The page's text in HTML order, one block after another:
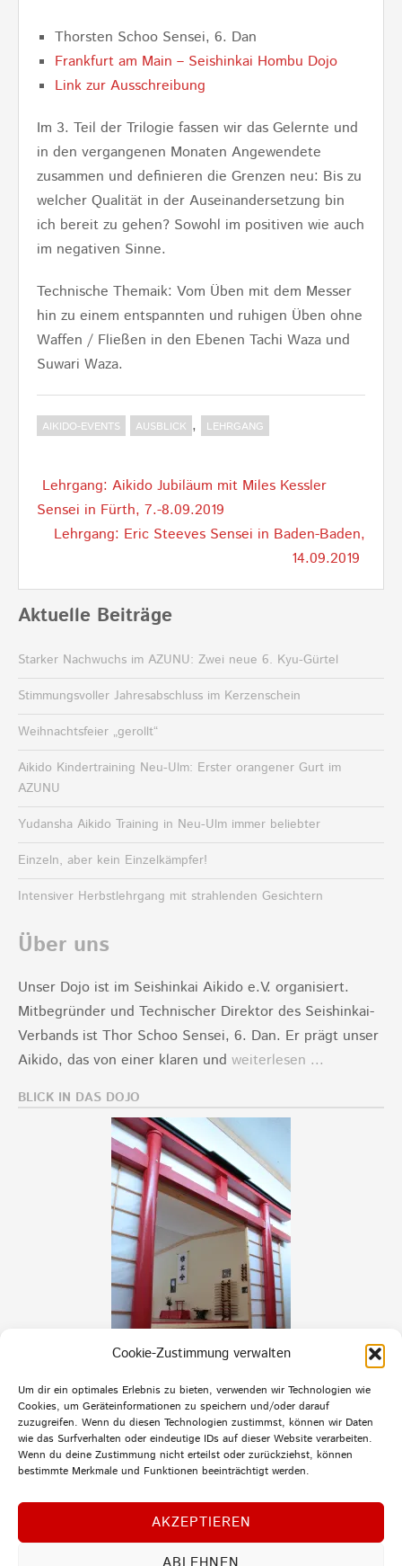
Cookie-Zustimmung verwalten
Um dir ein optimales Erlebnis zu bieten, verwenden wir Technologien wie
Cookies, um Geräteinformationen zu speichern und/oder darauf
zuzugreifen. Wenn du diesen Technologien zustimmst, können wir Daten
wie das Surfverhalten oder eindeutige IDs auf dieser Website verarbeiten.
Wenn du deine Zustimmung nicht erteilst oder zurückziehst, können
bestimmte Merkmale und Funktionen beeinträchtigt werden.
AKZEPTIEREN
Thorsten Schoo Sensei, 6. Dan
Frankfurt am Main – Seishinkai Hombu Dojo
Link zur Ausschreibung
Im 3. Teil der Trilogie fassen wir das Gelernte und
in den vergangenen Monaten Angewendete
zusammen und definieren die Grenzen neu: Bis zu
welcher Qualität in der Auseinandersetzung bin
ich bereit zu gehen? Sowohl im positiven wie auch
im negativen Sinne.
Technische Themaik: Vom Üben mit dem Messer
hin zu einem entspannten und ruhigen Üben ohne
Waffen / Fließen in den Ebenen Tachi Waza und
Suwari Waza.
AIKIDO-EVENTS AUSBLICK , LEHRGANG
Post
navigation
Lehrgang: Aikido Jubiläum mit Miles Kessler
Sensei in Fürth, 7.-8.09.2019
Lehrgang: Eric Steeves Sensei in Baden-Baden,
14.09.2019
Aktuelle Beiträge
Starker Nachwuchs im AZUNU: Zwei neue 6. Kyu-Gürtel
Stimmungsvoller Jahresabschluss im Kerzenschein
Weihnachtsfeier „gerollt“
Aikido Kindertraining Neu-Ulm: Erster orangener Gurt im
AZUNU
Yudansha Aikido Training in Neu-Ulm immer beliebter
Einzeln, aber kein Einzelkämpfer!
Intensiver Herbstlehrgang mit strahlenden Gesichtern
Über uns
Unser Dojo ist im Seishinkai Aikido e.V. organisiert.
Mitbegründer und Technischer Direktor des Seishinkai-
Verbands ist Thor Schoo Sensei, 6. Dan. Er prägt unser
Aikido, das von einer klaren und weiterlesen ...
BLICK IN DAS DOJO